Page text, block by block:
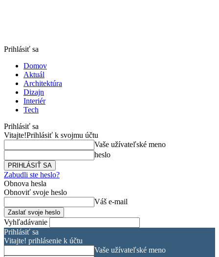
Prihlásiť sa
Domov
Aktuál
Architektúra
Dizajn
Interiér
Tech
Prihlásiť sa
Vitajte!Prihlásiť k svojmu účtu
Vaše užívateľské meno
heslo
Zabudli ste heslo?
Obnova hesla
Obnoviť svoje heslo
Váš e-mail
Vyhľadávanie
Prihlásiť sa
Vitajte! prihlásenie k účtu
Vaše užívateľské meno